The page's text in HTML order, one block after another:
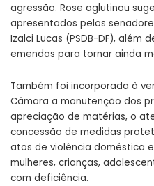
agressão. Rose aglutinou
apresentados pelos
Izalci Lucas (PSDB-DF), além
emendas para tornar ainda
Também foi incorporada à
Câmara a manutenção dos
apreciação de matérias, o
concessão de medidas
atos de violência doméstica
mulheres, crianças,
com deficiência.